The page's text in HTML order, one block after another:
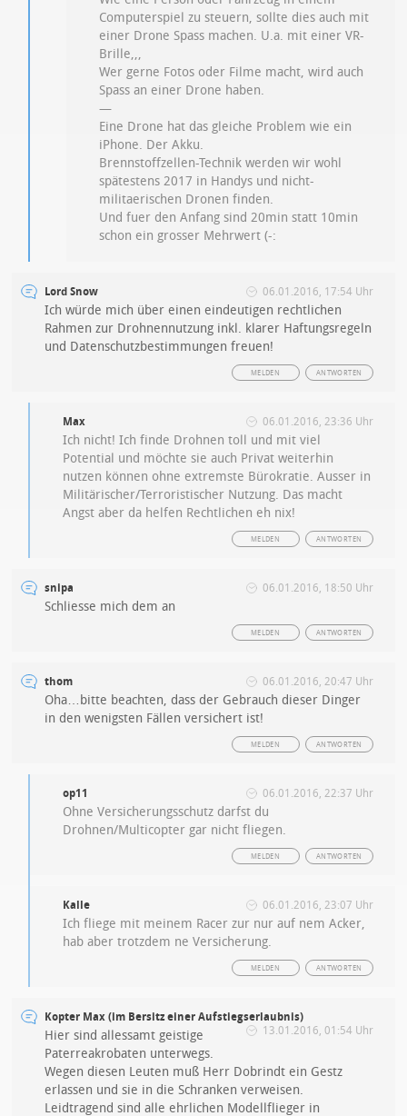
Computerspiel zu steuern, sollte dies auch mit
einer Drone Spass machen. U.a. mit einer VR-
Brille,,,
Wer gerne Fotos oder Filme macht, wird auch
Spass an einer Drone haben.
—
Eine Drone hat das gleiche Problem wie ein
iPhone. Der Akku.
Brennstoffzellen-Technik werden wir wohl
spätestens 2017 in Handys und nicht-
militaerischen Dronen finden.
Und fuer den Anfang sind 20min statt 10min
schon ein grosser Mehrwert (-:
Lord Snow 06.01.2016, 17:54 Uhr
Ich würde mich über einen eindeutigen rechtlichen
Rahmen zur Drohnennutzung inkl. klarer Haftungsregeln
und Datenschutzbestimmungen freuen!
ANTWORTEN
MELDEN
Max 06.01.2016, 23:36 Uhr
Ich nicht! Ich finde Drohnen toll und mit viel
Potential und möchte sie auch Privat weiterhin
nutzen können ohne extremste Bürokratie. Ausser in
Militärischer/Terroristischer Nutzung. Das macht
Angst aber da helfen Rechtlichen eh nix!
ANTWORTEN
MELDEN
snipa 06.01.2016, 18:50 Uhr
Schliesse mich dem an
ANTWORTEN
MELDEN
thom 06.01.2016, 20:47 Uhr
Oha…bitte beachten, dass der Gebrauch dieser Dinger
in den wenigsten Fällen versichert ist!
ANTWORTEN
MELDEN
op11 06.01.2016, 22:37 Uhr
Ohne Versicherungsschutz darfst du
Drohnen/Multicopter gar nicht fliegen.
ANTWORTEN
MELDEN
Kalle 06.01.2016, 23:07 Uhr
Ich fliege mit meinem Racer zur nur auf nem Acker,
hab aber trotzdem ne Versicherung.
ANTWORTEN
MELDEN
Kopter Max (im Bersitz einer Aufstiegserlaubnis)
13.01.2016, 01:54 Uhr
Hier sind allessamt geistige
Paterreakrobaten unterwegs.
Wegen diesen Leuten muß Herr Dobrindt ein Gestz
erlassen und sie in die Schranken verweisen.
Leidtragend sind alle ehrlichen Modellflieger in